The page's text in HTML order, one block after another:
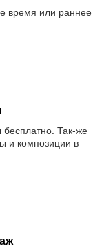
время или раннее
Так-же
и композиции в